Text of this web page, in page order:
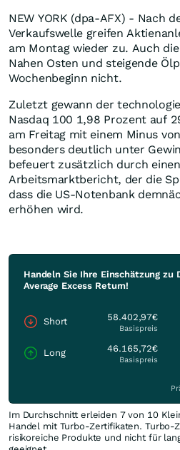
NEW YORK (dpa-AFX) - Nach
Verkaufswelle greifen
am Montag wieder zu. Auch
Nahen Osten und steigende
Wochenbeginn nicht.
Zuletzt gewann der
Nasdaq 100 1,98 Prozent auf
am Freitag mit einem Minus
besonders deutlich unter
befeuert zusätzlich durch
Arbeitsmarktbericht, der die
dass die US-Notenbank
erhöhen wird.
Handeln Sie Ihre Einschätzung zu
Average Excess Return!
Short 58.402,97€
Basispreis
Long 46.165,72€
Basispreis
Im Durchschnitt erleiden 7 von 10
Handel mit Turbo-Zertifikaten. Turbo-
risikoreiche Produkte und nicht für